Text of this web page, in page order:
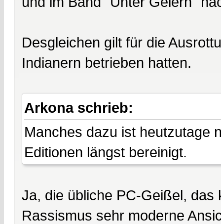
Desgleichen gilt für die
Indianern betrieben hatten.
Arkona schrieb:
Manches dazu ist heutzutage
Editionen längst bereinigt.
Ja, die übliche PC-Geißel,
Rassismus sehr moderne